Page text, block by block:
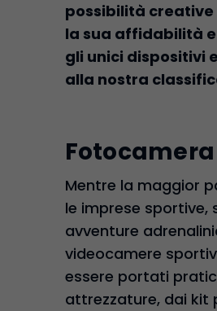
possibilità creative
la sua affidabilità
gli unici dispositivi
alla nostra
Mentre la maggior
le imprese sportive,
avventure
videocamere
essere portati
attrezzature, dai kit